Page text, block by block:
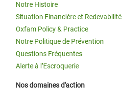
Notre Histoire
Situation Financière et Redevabilité
Oxfam Policy & Practice
Notre Politique de Prévention
Questions Fréquentes
Alerte à l’Escroquerie
Nos domaines d'action